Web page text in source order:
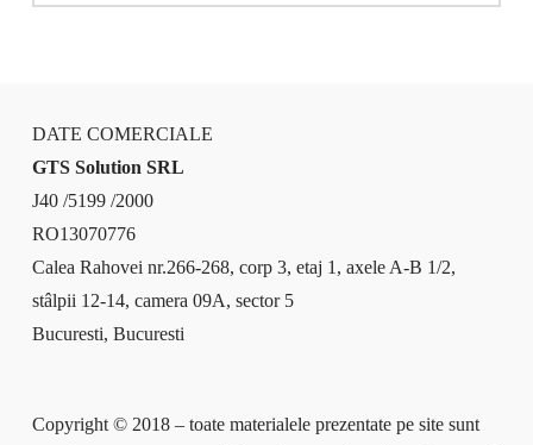
DATE COMERCIALE
GTS Solution SRL
J40 /5199 /2000
RO13070776
Calea Rahovei nr.266-268, corp 3, etaj 1, axele A-B 1/2,
stâlpii 12-14, camera 09A, sector 5
Bucuresti, Bucuresti
Copyright © 2018 – toate materialele prezentate pe site sunt